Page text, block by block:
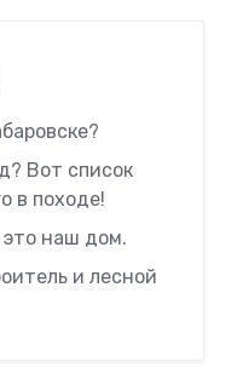
Вот список
в походе!
это наш дом.
и лесной